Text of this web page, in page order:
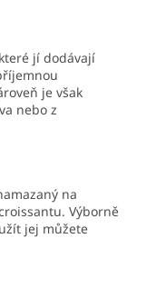
jí dodávají
je však
nebo z
na
Výborně
jej můžete